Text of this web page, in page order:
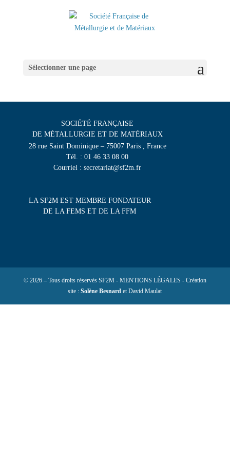
Sélectionner une page
SOCIÉTÉ FRANÇAISE
DE MÉTALLURGIE ET DE MATÉRIAUX
28 rue Saint Dominique – 75007 Paris , France
Tél. : 01 46 33 08 00
Courriel : secretariat@sf2m.fr
LA SF2M EST MEMBRE FONDATEUR
DE LA FEMS ET DE LA FFM
© 2026 – Tous droits réservés SF2M - MENTIONS LÉGALES - Création
site :Solène Besnard et David Maulat